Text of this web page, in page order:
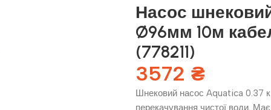
Насос
Ø96мм 10м
(778211)
3572 ₴
Шнековий насос Aquatica 0.37
перекачування чистої води.